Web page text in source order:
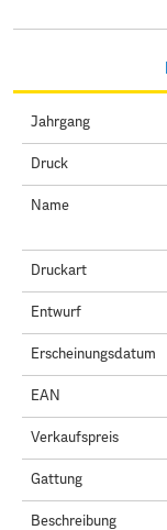
Jahrgang
Druck
Name
Druckart
Entwurf
Erscheinungsdatum
EAN
Verkaufspreis
Gattung
Beschreibung